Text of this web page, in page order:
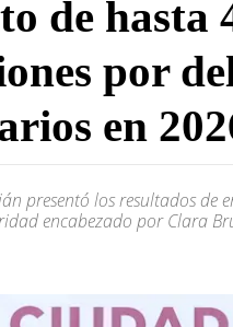
de hasta
por
en
presentó los resultados de
encabezado por Clara